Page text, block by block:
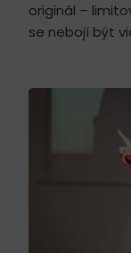
originál –
se nebojí být